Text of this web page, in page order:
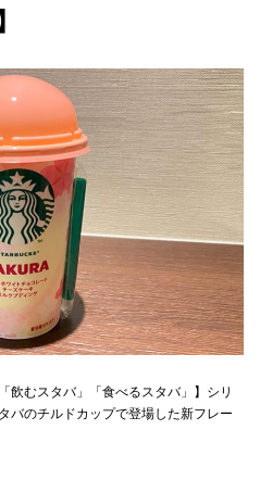
飲むスタバ」「食べるスタバ」】シリ
バのチルドカップで登場した新フレー